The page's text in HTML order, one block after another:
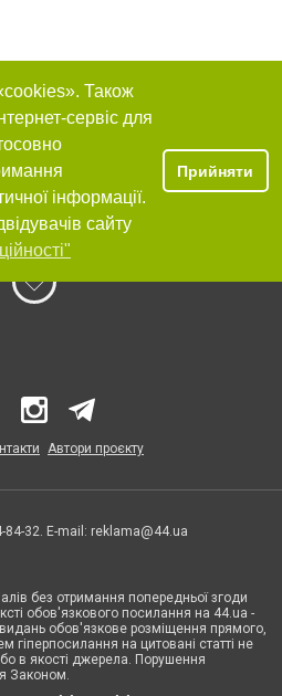
Також
сервіс для
інформації.
сайту
Прийняти
Автори проєкту
32. E-mail: reklama@44.ua
без отримання попередньої згоди
обов'язкового посилання на 44.ua -
обов'язкове розміщення прямого,
гіперпосилання на цитовані статті не
в якості джерела. Порушення
Законом.